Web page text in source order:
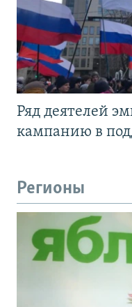
Ряд деятелей
кампанию в
Регионы